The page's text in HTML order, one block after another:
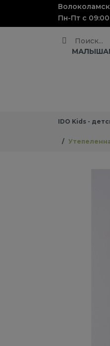
Пн-Пт с
Поиск
IDO Kids -